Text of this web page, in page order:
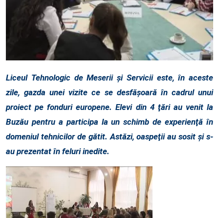
Liceul Tehnologic de Meserii şi Servicii este, în aceste
zile, gazda unei vizite ce se desfăşoară în cadrul unui
proiect pe fonduri europene. Elevi din 4 ţări au venit la
Buzău pentru a participa la un schimb de experienţă în
domeniul tehnicilor de gătit. Astăzi, oaspeţii au sosit şi s-
au prezentat în feluri inedite.